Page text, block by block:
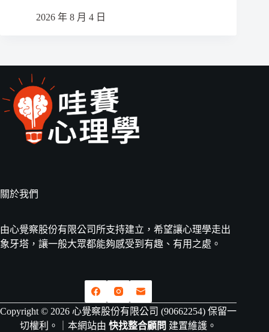
2026 年 8 月 4 日
關於我們
由心覺察股份有限公司所支持建立，希望讓心理學走出
象牙塔，讓一般大眾都能夠感受到有趣、有用之處。
Copyright © 2026 心覺察股份有限公司 (90662254) 保留一
切權利。｜本網站由快找整合顧問 建置維護。